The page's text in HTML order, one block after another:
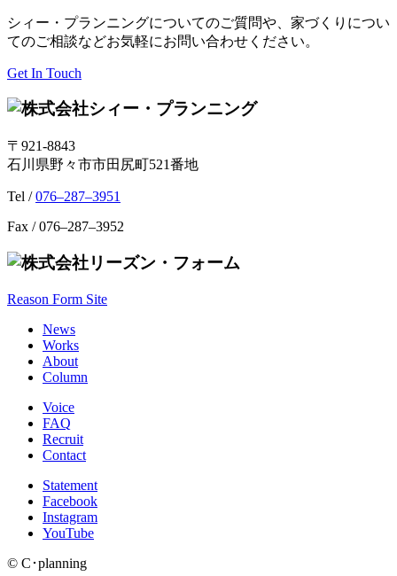
シィー・プランニングについてのご質問や、家づくりについ
てのご相談などお気軽にお問い合わせください。
Get In Touch
〒921-8843
石川県野々市市田尻町521番地
Tel /076–287–3951
Fax / 076–287–3952
Reason Form Site
News
Works
About
Column
Voice
FAQ
Recruit
Contact
Statement
Facebook
Instagram
YouTube
© C･planning